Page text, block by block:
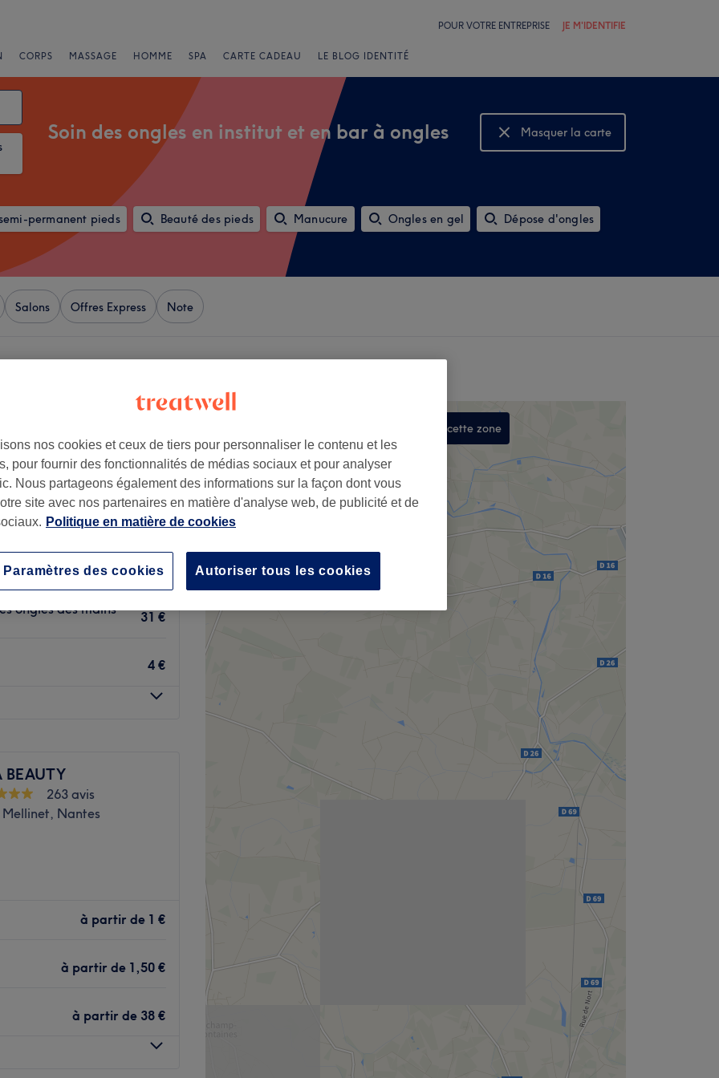
POUR VOTRE ENTREPRISE JE M'IDENTIFIE
CORPS MASSAGE HOMME SPA CARTE CADEAU LE BLOG IDENTITÉ
Soin des ongles en institut et en bar à ongles
Masquer la carte
Montrer la carte
permanent pieds Beauté des pieds Manucure Ongles en gel Dépose d'ongles
Salons Offres Express Note
Île de Nantes, Nantes
605 avis
Nantes
11 €
ongles des mains
31 €
4 €
de beauté spécialisé dans
et la Place du Cirque,
professionnelle
résine, en gel, du
n'auront jamais été si
Place du Cirque (ligne 2)
BEAUTY
263 avis
Mellinet, Nantes
à partir de 1 €
à partir de 1,50 €
à partir de 38 €
−
Rechercher dans cette zone
nos cookies et ceux de tiers pour personnaliser le contenu et les
pour fournir des fonctionnalités de médias sociaux et pour analyser
Nous partageons également des informations sur la façon dont vous
site avec nos partenaires en matière d'analyse web, de publicité et de
Politique en matière de cookies
Autoriser tous les cookies
Paramètres des cookies